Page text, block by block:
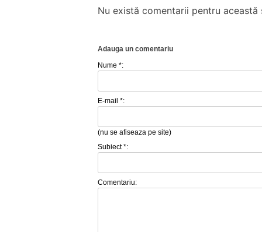
Nu există comentarii pentru această
Adauga un comentariu
Nume *:
E-mail *:
(nu se afiseaza pe site)
Subiect *:
Comentariu: